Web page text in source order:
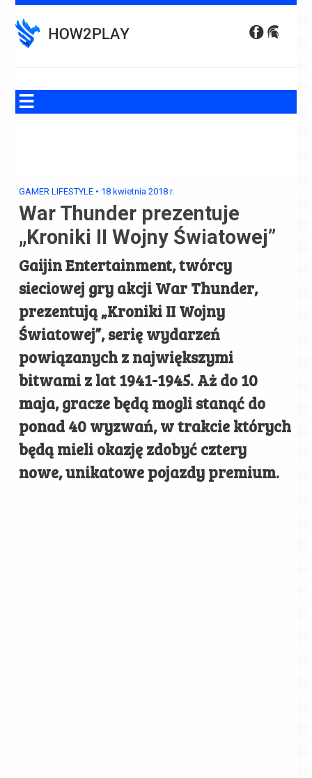
to
content
GAMER LIFESTYLE • 18 kwietnia 2018 r.
War Thunder prezentuje
„Kroniki II Wojny Światowej”
Gaijin Entertainment, twórcy
sieciowej gry akcji War Thunder,
prezentują „Kroniki II Wojny
Światowej”, serię wydarzeń
powiązanych z największymi
bitwami z lat 1941-1945. Aż do 10
maja, gracze będą mogli stanąć do
ponad 40 wyzwań, w trakcie których
będą mieli okazję zdobyć cztery
nowe, unikatowe pojazdy premium.